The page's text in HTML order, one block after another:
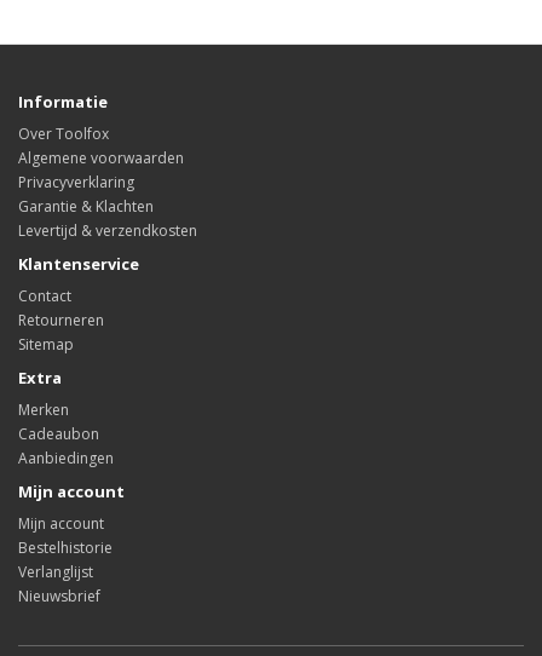
Informatie
Over Toolfox
Algemene voorwaarden
Privacyverklaring
Garantie & Klachten
Levertijd & verzendkosten
Klantenservice
Contact
Retourneren
Sitemap
Extra
Merken
Cadeaubon
Aanbiedingen
Mijn account
Mijn account
Bestelhistorie
Verlanglijst
Nieuwsbrief